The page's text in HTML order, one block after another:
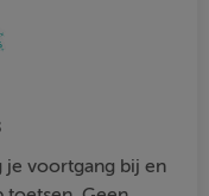
je voortgang bij en